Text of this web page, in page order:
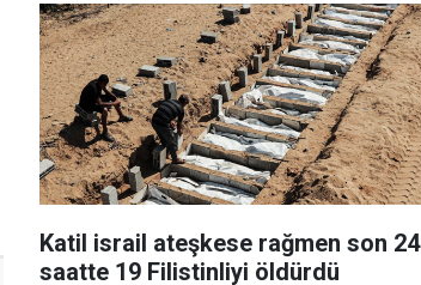
Katil israil ateşkese rağmen son 24
saatte 19 Filistinliyi öldürdü